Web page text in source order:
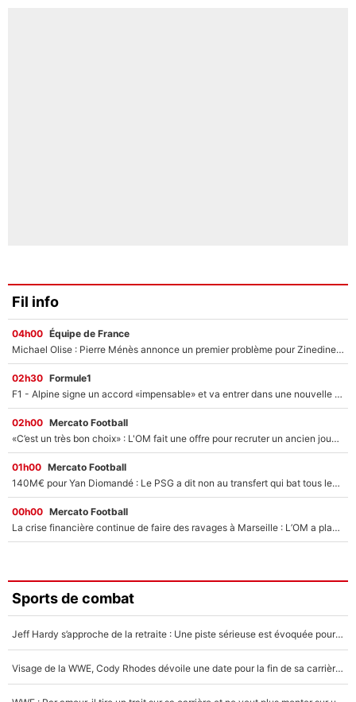
Fil info
04h00 Équipe de France
Michael Olise : Pierre Ménès annonce un premier problème pour Zinedine Zidane en équipe de France
02h30 Formule1
F1 - Alpine signe un accord «impensable» et va entrer dans une nouvelle dimension : Grande nouvelle pour Pierre Gasly !
02h00 Mercato Football
«C’est un très bon choix» : L'OM fait une offre pour recruter un ancien joueur du PSG... et c'est validé dans l'After Foot !
01h00 Mercato Football
140M€ pour Yan Diomandé : Le PSG a dit non au transfert qui bat tous les records sur le mercato
00h00 Mercato Football
La crise financière continue de faire des ravages à Marseille : L’OM a placé 12 joueurs sur le marché des transferts… et ça pourrait lui rapporter près de 100M€ !
Sports de combat
Jeff Hardy s’approche de la retraite : Une piste sérieuse est évoquée pour la reconversion de la légende de la WWE
Visage de la WWE, Cody Rhodes dévoile une date pour la fin de sa carrière dans le catch